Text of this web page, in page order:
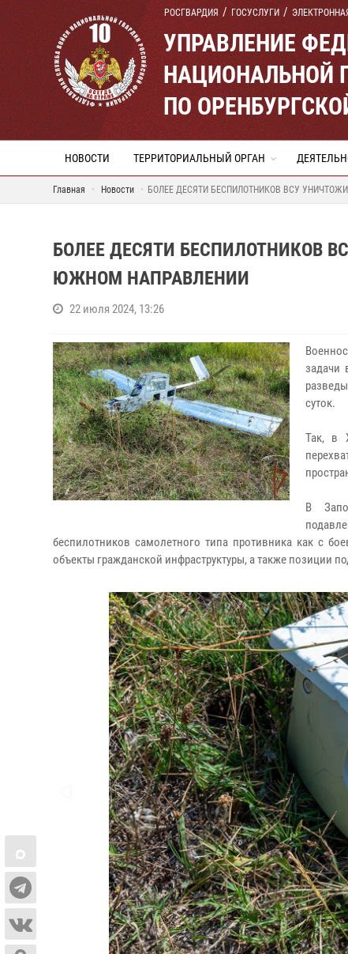
РОСГВАРДИЯ ГОСУСЛУГИ
УПРАВЛЕНИЕ
НАЦИОНАЛЬНОЙ
ПО
НОВОСТИ ТЕРРИТОРИАЛЬНЫЙ ОРГАН
Главная Новости БОЛЕЕ ДЕСЯТИ БЕСПИЛОТНИКОВ ВСУ
БОЛЕЕ ДЕСЯТИ БЕСПИЛОТНИКОВ
ЮЖНОМ НАПРАВЛЕНИИ
22 июля 2024, 13:26
задачи
суток.
Так, в
В
беспилотников самолетного типа противника как с
объекты гражданской инфраструктуры, а также позиции